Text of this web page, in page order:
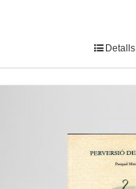
Detalls